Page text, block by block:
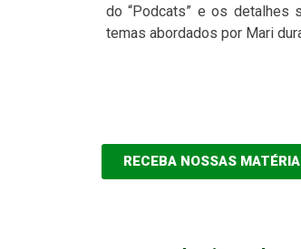
do “Podcats” e os detalhes
temas abordados por Mari
RECEBA NOSSAS